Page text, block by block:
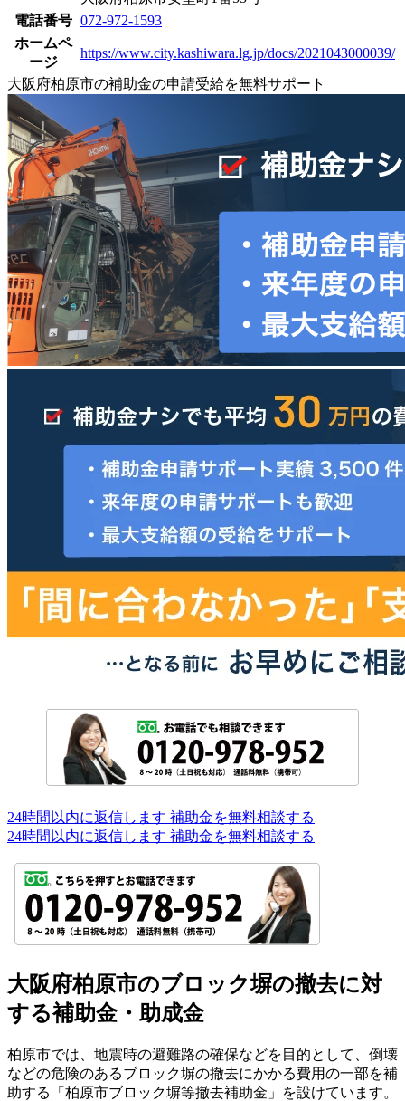
電話番号 072-972-1593
ホームペ
ージ
https://www.city.kashiwara.lg.jp/docs/2021043000039/
大阪府柏原市の補助金の申請受給を無料サポート
24時間以内に返信します 補助金を無料相談する
24時間以内に返信します 補助金を無料相談する
大阪府柏原市のブロック塀の撤去に対
する補助金・助成金
柏原市では、地震時の避難路の確保などを目的として、倒壊
などの危険のあるブロック塀の撤去にかかる費用の一部を補
助する「柏原市ブロック塀等撤去補助金」を設けています。